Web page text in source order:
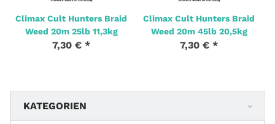
Climax Cult Hunters Braid
Weed 20m 25lb 11,3kg
7,30 € *
Climax Cult Hunters Braid
Weed 20m 45lb 20,5kg
7,30 € *
KATEGORIEN